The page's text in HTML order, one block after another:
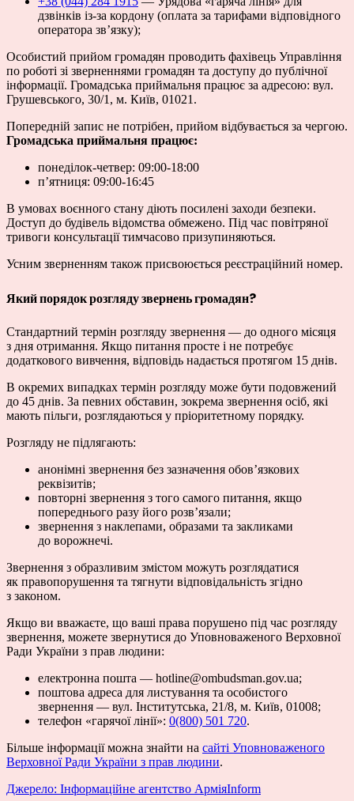
дзвінків із-за кордону (оплата за тарифами відповідного
оператора зв’язку);
Особистий прийом громадян проводить фахівець Управління
по роботі зі зверненнями громадян та доступу до публічної
інформації. Громадська приймальня працює за адресою: вул.
Грушевського, 30/1, м. Київ, 01021.
Попередній запис не потрібен, прийом відбувається за чергою.
Громадська приймальня працює:
понеділок-четвер: 09:00-18:00
п’ятниця: 09:00-16:45
В умовах воєнного стану діють посилені заходи безпеки.
Доступ до будівель відомства обмежено. Під час повітряної
тривоги консультації тимчасово призупиняються.
Усним зверненням також присвоюється реєстраційний номер.
Який порядок розгляду звернень громадян?
Стандартний термін розгляду звернення — до одного місяця
з дня отримання. Якщо питання просте і не потребує
додаткового вивчення, відповідь надається протягом 15 днів.
В окремих випадках термін розгляду може бути подовжений
до 45 днів. За певних обставин, зокрема звернення осіб, які
мають пільги, розглядаються у пріоритетному порядку.
Розгляду не підлягають:
анонімні звернення без зазначення обов’язкових
реквізитів;
повторні звернення з того самого питання, якщо
попереднього разу його розв’язали;
звернення з наклепами, образами та закликами
до ворожнечі.
Звернення з образливим змістом можуть розглядатися
як правопорушення та тягнути відповідальність згідно
з законом.
Якщо ви вважаєте, що ваші права порушено під час розгляду
звернення, можете звернутися до Уповноваженого Верховної
Ради України з прав людини:
електронна пошта — hotline@ombudsman.gov.ua;
поштова адреса для листування та особистого
звернення — вул. Інститутська, 21/8, м. Київ, 01008;
телефон «гарячої лінії»: 0(800) 501 720.
Більше інформації можна знайти на сайті Уповноваженого
Верховної Ради України з прав людини.
Джерело: Інформаційне агентство АрміяInform